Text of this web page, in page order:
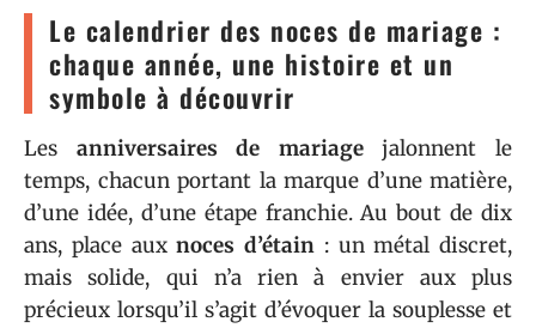
Le calendrier des noces de mariage :
chaque année, une histoire et un
symbole à découvrir
Les anniversaires de mariagejalonnent le
temps, chacun portant la marque d’une matière,
d’une idée, d’une étape franchie. Au bout de dix
ans, place auxnoces d’étain : un métal discret,
mais solide, qui n’a rien à envier aux plus
précieux lorsqu’il s’agit d’évoquer la souplesse et